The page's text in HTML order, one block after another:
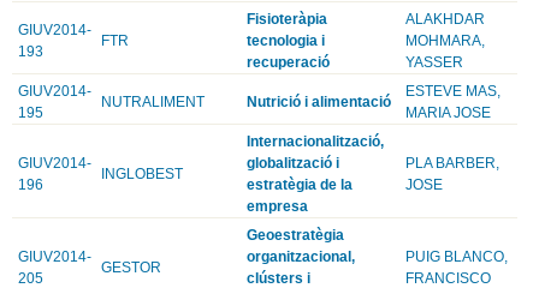
GIUV2014-
193
FTR
Fisioteràpia
tecnologia i
recuperació
ALAKHDAR
MOHMARA,
YASSER
GIUV2014-
195
NUTRALIMENT Nutrició i alimentació
ESTEVE MAS,
MARIA JOSE
GIUV2014-
196
INGLOBEST
Internacionalització,
globalització i
estratègia de la
empresa
PLA BARBER,
JOSE
GIUV2014-
205
GESTOR
Geoestratègia
organitzacional,
clústers i
PUIG BLANCO,
FRANCISCO